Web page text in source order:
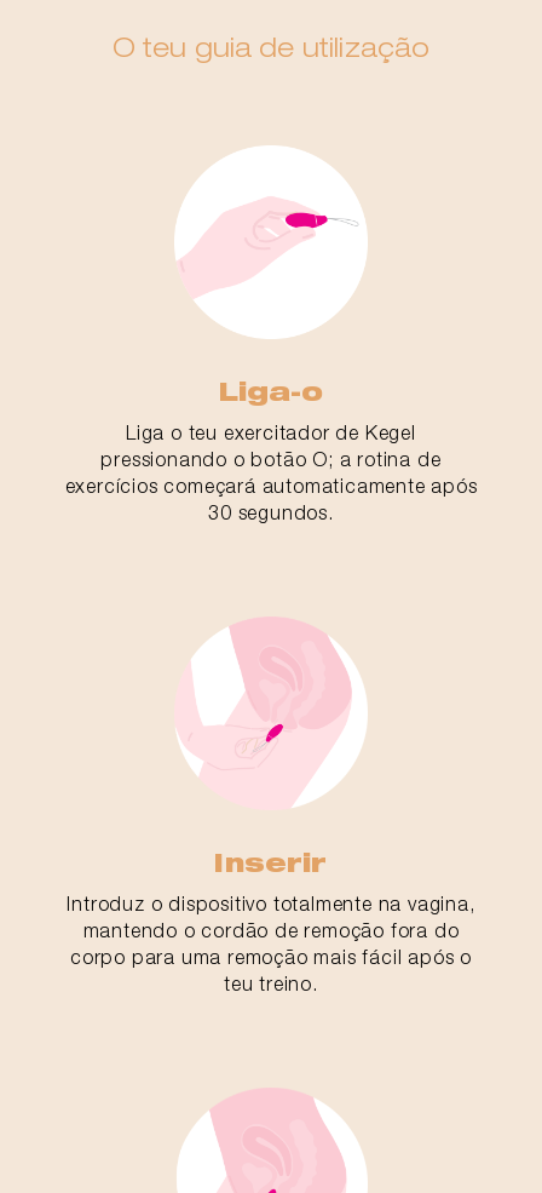
O teu guia de utilização
Liga-o
Liga o teu exercitador de Kegel
pressionando o botão O; a rotina de
exercícios começará automaticamente após
30 segundos.
Inserir
Introduz o dispositivo totalmente na vagina,
mantendo o cordão de remoção fora do
corpo para uma remoção mais fácil após o
teu treino.